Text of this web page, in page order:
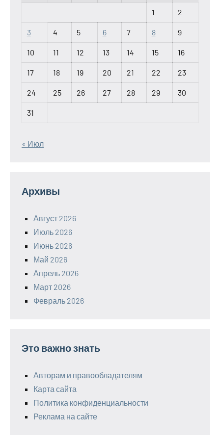
1 2
3 4 5 6 7 8 9
10 11 12 13 14 15 16
17 18 19 20 21 22 23
24 25 26 27 28 29 30
31
« Июл
Архивы
Август 2026
Июль 2026
Июнь 2026
Май 2026
Апрель 2026
Март 2026
Февраль 2026
Это важно знать
Авторам и правообладателям
Карта сайта
Политика конфиденциальности
Реклама на сайте